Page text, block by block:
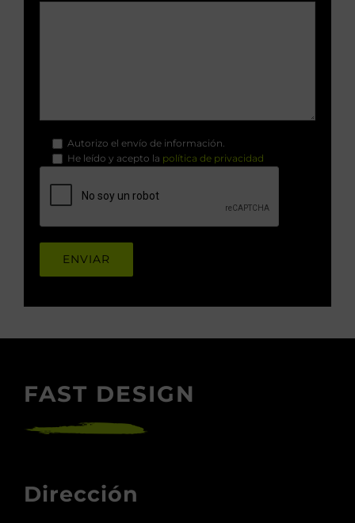
Autorizo el envío de información.
He leído y acepto la política de privacidad
FAST DESIGN
Dirección